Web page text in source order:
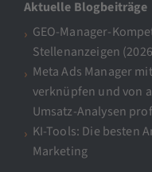
Aktuelle Blogbeiträge
GEO-Manager-
Stellenanzeigen
Meta Ads Manager
verknüpfen und von
Umsatz-Analysen
KI-Tools: Die besten
Marketing